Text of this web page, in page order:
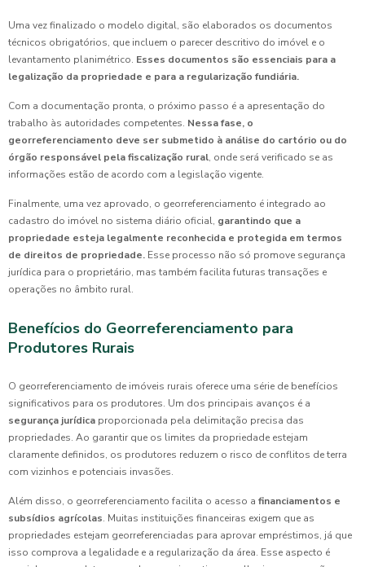
Uma vez finalizado o modelo digital, são elaborados os documentos
técnicos obrigatórios, que incluem o parecer descritivo do imóvel e o
levantamento planimétrico. Esses documentos são essenciais para a
legalização da propriedade e para a regularização fundiária.
Com a documentação pronta, o próximo passo é a apresentação do
trabalho às autoridades competentes. Nessa fase, o
georreferenciamento deve ser submetido à análise do cartório ou do
órgão responsável pela fiscalização rural, onde será verificado se as
informações estão de acordo com a legislação vigente.
Finalmente, uma vez aprovado, o georreferenciamento é integrado ao
cadastro do imóvel no sistema diário oficial, garantindo que a
propriedade esteja legalmente reconhecida e protegida em termos
de direitos de propriedade. Esse processo não só promove segurança
jurídica para o proprietário, mas também facilita futuras transações e
operações no âmbito rural.
Benefícios do Georreferenciamento para
Produtores Rurais
O georreferenciamento de imóveis rurais oferece uma série de benefícios
significativos para os produtores. Um dos principais avanços é a
segurança jurídica proporcionada pela delimitação precisa das
propriedades. Ao garantir que os limites da propriedade estejam
claramente definidos, os produtores reduzem o risco de conflitos de terra
com vizinhos e potenciais invasões.
Além disso, o georreferenciamento facilita o acesso a financiamentos e
subsídios agrícolas. Muitas instituições financeiras exigem que as
propriedades estejam georreferenciadas para aprovar empréstimos, já que
isso comprova a legalidade e a regularização da área. Esse aspecto é